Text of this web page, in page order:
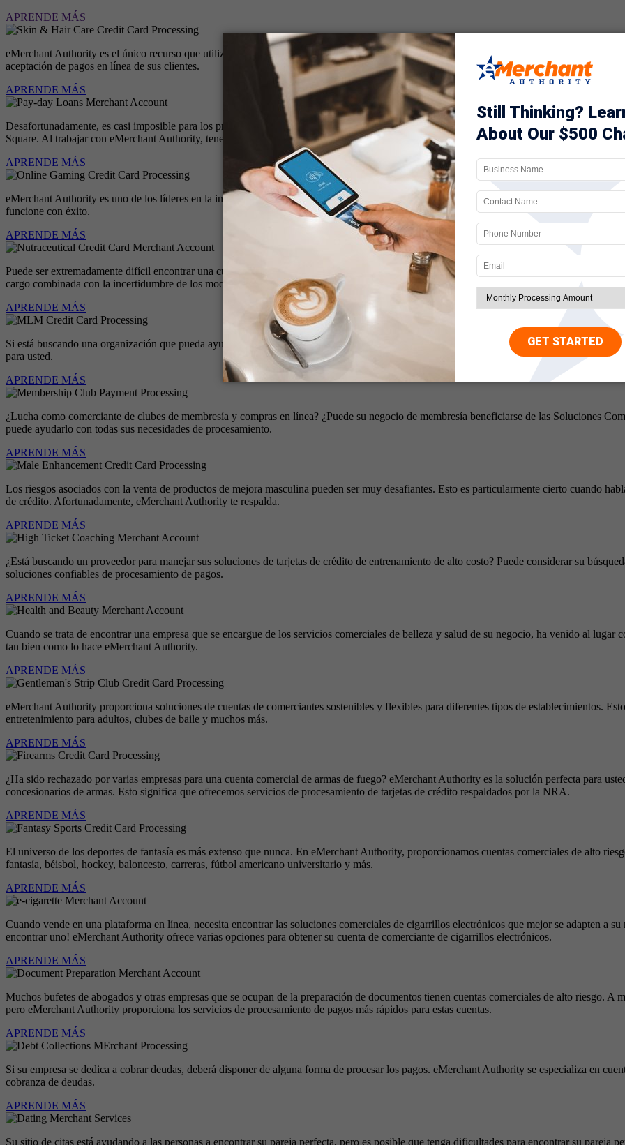
APRENDE MÁS
eMerchant Authority es el único recurso que utilizará para configurar una cuenta de comerciante. Podemos encargarnos de todo tu Negocio
aceptación de pagos en línea de sus clientes.
APRENDE MÁS
Desafortunadamente, es casi imposible para los prestamistas en línea abrir una cuenta de comerciante con grandes bancos como Chase,
Square. Al trabajar con eMerchant Authority, tenemos la red para que se apruebe su cuenta de comerciante.
APRENDE MÁS
eMerchant Authority es uno de los líderes en la industria de las cuentas comerciales de juegos de casino y en línea. Apoyamos cuentas de
funcione con éxito.
APRENDE MÁS
Puede ser extremadamente difícil encontrar una cuenta de comerciante con procesamiento de tarjetas de crédito si se encuentra en la
cargo combinada con la incertidumbre de los modelos de pago basados en suscripción hace que las instituciones financieras sean reacias a
APRENDE MÁS
Si está buscando una organización que pueda ayudarlo con el procesamiento de pagos y para configurar su cuenta de comerciante de
para usted.
APRENDE MÁS
¿Lucha como comerciante de clubes de membresía y compras en línea? ¿Puede su negocio de membresía beneficiarse de las Soluciones
puede ayudarlo con todas sus necesidades de procesamiento.
APRENDE MÁS
Los riesgos asociados con la venta de productos de mejora masculina pueden ser muy desafiantes. Esto es particularmente cierto cuando
de crédito. Afortunadamente, eMerchant Authority te respalda.
APRENDE MÁS
¿Está buscando un proveedor para manejar sus soluciones de tarjetas de crédito de entrenamiento de alto costo? Puede considerar su
soluciones confiables de procesamiento de pagos.
APRENDE MÁS
Cuando se trata de encontrar una empresa que se encargue de los servicios comerciales de belleza y salud de su negocio, ha venido al lugar
tan bien como lo hace eMerchant Authority.
APRENDE MÁS
eMerchant Authority proporciona soluciones de cuentas de comerciantes sostenibles y flexibles para diferentes tipos de establecimientos.
entretenimiento para adultos, clubes de baile y muchos más.
APRENDE MÁS
¿Ha sido rechazado por varias empresas para una cuenta comercial de armas de fuego? eMerchant Authority es la solución perfecta para
concesionarios de armas. Esto significa que ofrecemos servicios de procesamiento de tarjetas de crédito respaldados por la NRA.
APRENDE MÁS
El universo de los deportes de fantasía es más extenso que nunca. En eMerchant Authority, proporcionamos cuentas comerciales de alto
fantasía, béisbol, hockey, baloncesto, carreras, fútbol americano universitario y más.
APRENDE MÁS
Cuando vende en una plataforma en línea, necesita encontrar las soluciones comerciales de cigarrillos electrónicos que mejor se adapten a
encontrar uno! eMerchant Authority ofrece varias opciones para obtener su cuenta de comerciante de cigarrillos electrónicos.
APRENDE MÁS
Muchos bufetes de abogados y otras empresas que se ocupan de la preparación de documentos tienen cuentas comerciales de alto riesgo. A
pero eMerchant Authority proporciona los servicios de procesamiento de pagos más rápidos para estas cuentas.
APRENDE MÁS
Si su empresa se dedica a cobrar deudas, deberá disponer de alguna forma de procesar los pagos. eMerchant Authority se especializa en
cobranza de deudas.
APRENDE MÁS
Su sitio de citas está ayudando a las personas a encontrar su pareja perfecta, pero es posible que tenga dificultades para encontrar su pareja